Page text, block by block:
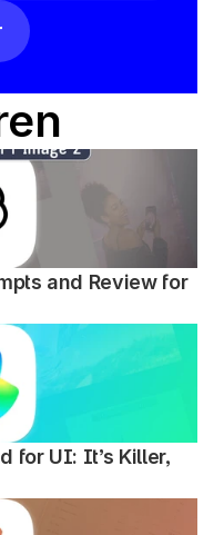
and Review for
for UI: It’s Killer,